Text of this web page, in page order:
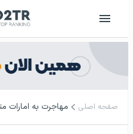
صفحه اصلی مهاجرت به امارات